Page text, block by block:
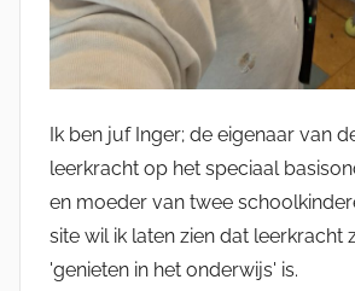
Ik ben juf Inger; de eigenaar van
leerkracht op het speciaal
en moeder van twee
site wil ik laten zien dat leerkracht
'genieten in het onderwijs' is.